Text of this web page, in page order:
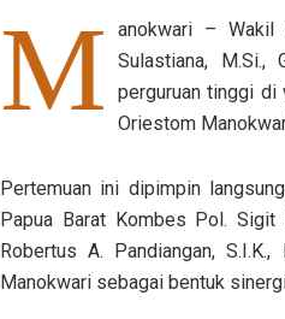
M
anokwari – Wakil
Sulastiana, M.Si.,
perguruan tinggi di
Oriestom
Pertemuan ini dipimpin
Papua Barat Kombes Pol. Sigit
Robertus A. Pandiangan,
Manokwari sebagai bentuk